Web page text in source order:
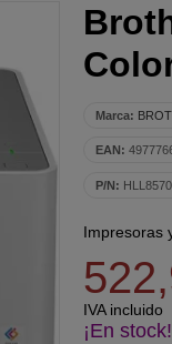
Marca:
EAN:
P/N:
Impresoras
IVA incluido
¡En